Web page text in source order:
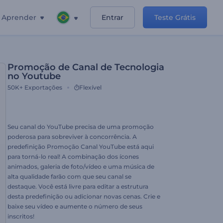
Aprender Entrar Teste Grátis
Promoção de Canal de Tecnologia
no Youtube
50K+ Exportações Flexível
Seu canal do YouTube precisa de uma promoção
poderosa para sobreviver à concorrência. A
predefinição Promoção Canal YouTube está aqui
para torná-lo real! A combinação dos ícones
animados, galeria de foto/vídeo e uma música de
alta qualidade farão com que seu canal se
destaque. Você está livre para editar a estrutura
desta predefinição ou adicionar novas cenas. Crie e
baixe seu vídeo e aumente o número de seus
inscritos!